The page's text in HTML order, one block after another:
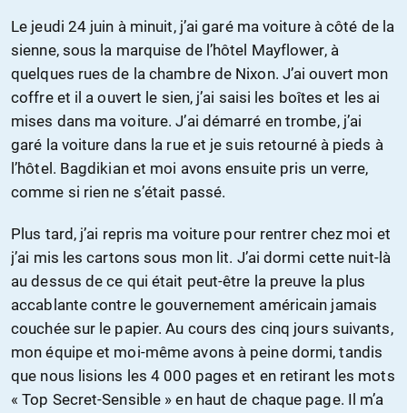
Le jeudi 24 juin à minuit, j’ai garé ma voiture à côté de la
sienne, sous la marquise de l’hôtel Mayflower, à
quelques rues de la chambre de Nixon. J’ai ouvert mon
coffre et il a ouvert le sien, j’ai saisi les boîtes et les ai
mises dans ma voiture. J’ai démarré en trombe, j’ai
garé la voiture dans la rue et je suis retourné à pieds à
l’hôtel. Bagdikian et moi avons ensuite pris un verre,
comme si rien ne s’était passé.
Plus tard, j’ai repris ma voiture pour rentrer chez moi et
j’ai mis les cartons sous mon lit. J’ai dormi cette nuit-là
au dessus de ce qui était peut-être la preuve la plus
accablante contre le gouvernement américain jamais
couchée sur le papier. Au cours des cinq jours suivants,
mon équipe et moi-même avons à peine dormi, tandis
que nous lisions les 4 000 pages et en retirant les mots
« Top Secret-Sensible » en haut de chaque page. Il m’a